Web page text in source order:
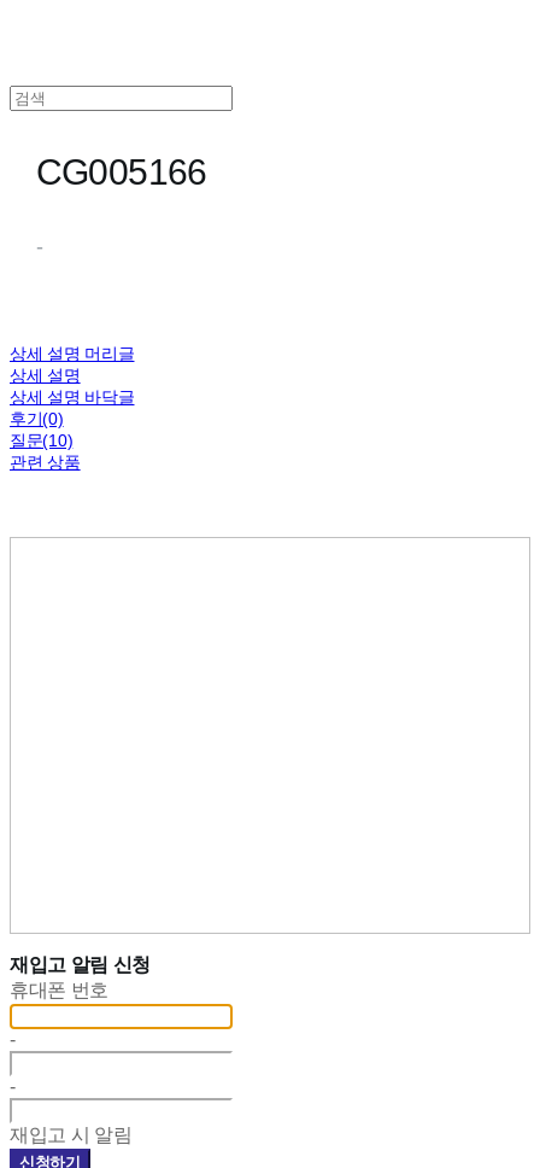
CG005166
-
상세 설명 머리글
상세 설명
상세 설명 바닥글
후기(0)
질문(10)
관련 상품
재입고 알림 신청
휴대폰 번호
-
-
재입고 시 알림
신청하기